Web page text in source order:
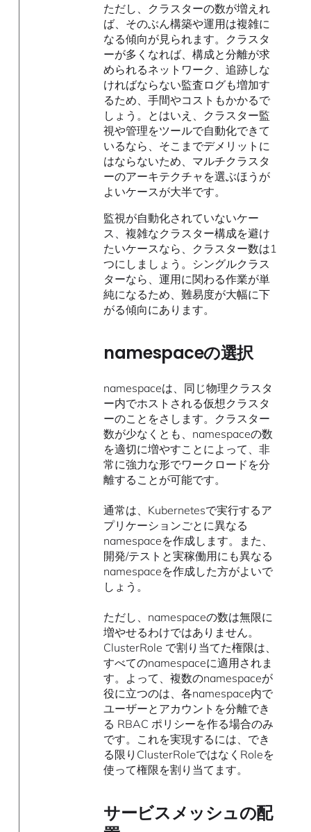
ただし、クラスターの数が増えれ
ば、そのぶん構築や運用は複雑に
なる傾向が見られます。クラスタ
ーが多くなれば、構成と分離が求
められるネットワーク、追跡しな
ければならない監査ログも増加す
るため、手間やコストもかかるで
しょう。とはいえ、クラスター監
視や管理をツールで自動化できて
いるなら、そこまでデメリットに
はならないため、マルチクラスタ
ーのアーキテクチャを選ぶほうが
よいケースが大半です。
監視が自動化されていないケー
ス、複雑なクラスター構成を避け
たいケースなら、クラスター数は1
つにしましょう。シングルクラス
ターなら、運用に関わる作業が単
純になるため、難易度が大幅に下
がる傾向にあります。
namespaceの選択
namespaceは、同じ物理クラスタ
ー内でホストされる仮想クラスタ
ーのことをさします。クラスター
数が少なくとも、namespaceの数
を適切に増やすことによって、非
常に強力な形でワークロードを分
離することが可能です。
通常は、Kubernetesで実行するア
プリケーションごとに異なる
namespaceを作成します。また、
開発/テストと実稼働用にも異なる
namespaceを作成した方がよいで
しょう。
ただし、namespaceの数は無限に
増やせるわけではありません。
ClusterRole で割り当てた権限は、
すべてのnamespaceに適用されま
す。よって、複数のnamespaceが
役に立つのは、各namespace内で
ユーザーとアカウントを分離でき
る RBAC ポリシーを作る場合のみ
です。これを実現するには、でき
る限りClusterRoleではなくRoleを
使って権限を割り当てます。
サービスメッシュの配